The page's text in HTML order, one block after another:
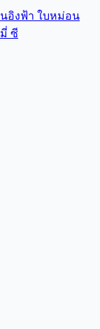
อิงฟ้า ใบหม่อน
ซี